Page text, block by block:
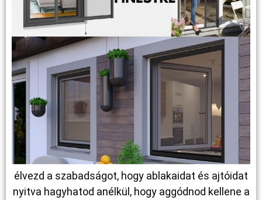
élvezd a szabadságot, hogy ablakaidat és ajtóidat
nyitva hagyhatod anélkül, hogy aggódnod kellene a